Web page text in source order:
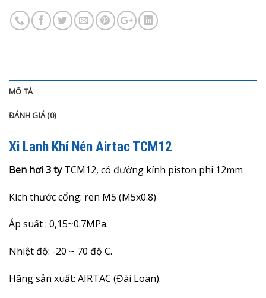
MÔ TẢ
ĐÁNH GIÁ (0)
Xi Lanh Khí Nén Airtac TCM12
Ben hơi 3 tyTCM12, có đường kính piston phi 12mm
Kích thước cổng: ren M5 (M5x0.8)
Áp suất : 0,15~0.7MPa.
Nhiệt độ: -20 ~ 70 độ C.
Hãng sản xuất: AIRTAC (Đài Loan).